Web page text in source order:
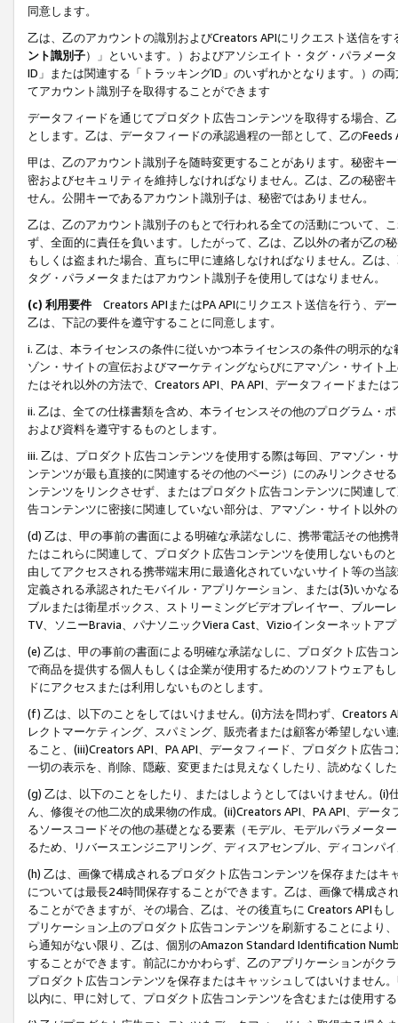
同意します。
乙は、乙のアカウントの識別およびCreators APIにリクエスト送信を
ント識別子）」といいます。）およびアソシエイト・タグ・パラメー
ID」または関連する「トラッキングID」のいずれかとなります。）の
てアカウント識別子を取得することができます
データフィードを通じてプロダクト広告コンテンツを取得する場合、
とします。乙は、データフィードの承認過程の一部として、乙の
甲は、乙のアカウント識別子を随時変更することがあります。秘密キ
密およびセキュリティを維持しなければなりません。乙は、乙の秘密
せん。公開キーであるアカウント識別子は、秘密ではありません。
乙は、乙のアカウント識別子のもとで行われる全ての活動について、
ず、全面的に責任を負います。したがって、乙は、乙以外の者が乙の
もしくは盗まれた場合、直ちに甲に連絡しなければなりません。乙は
タグ・パラメータまたはアカウント識別子を使用してはなりません。
(c) 利用要件 Creators APIまたはPA APIにリクエスト送信を行う、デ
乙は、下記の要件を遵守することに同意します。
i. 乙は、本ライセンスの条件に従いかつ本ライセンスの条件の明示的
ゾン・サイトの宣伝およびマーケティングならびにアマゾン・サイト
たはそれ以外の方法で、Creators API、PA API、データフィードまた
ii. 乙は、全ての仕様書類を含め、本ライセンスその他のプログラム・
および資料を遵守するものとします。
iii. 乙は、プロダクト広告コンテンツを使用する際は毎回、アマゾン
ンテンツが最も直接的に関連するその他のページ）にのみリンクさせ
ンテンツをリンクさせず、またはプロダクト広告コンテンツに関連し
告コンテンツに密接に関連していない部分は、アマゾン・サイト以外
(d) 乙は、甲の事前の書面による明確な承諾なしに、携帯電話その他
たはこれらに関連して、プロダクト広告コンテンツを使用しないもの
由してアクセスされる携帯端末用に最適化されていないサイト等の当
定義される承認されたモバイル・アプリケーション、または(3)いか
ブルまたは衛星ボックス、ストリーミングビデオプレイヤー、ブルー
TV、ソニーBravia、パナソニックViera Cast、Vizioインターネットア
(e) 乙は、甲の事前の書面による明確な承諾なしに、プロダクト広告
で商品を提供する個人もしくは企業が使用するためのソフトウェアも
ドにアクセスまたは利用しないものとします。
(f) 乙は、以下のことをしてはいけません。(i)方法を問わず、Creators
レクトマーケティング、スパミング、販売者または顧客が希望しない
ること、(iii)Creators API、PA API、データフィード、プロダクト広告
一切の表示を、削除、隠蔽、変更または見えなくしたり、読めなくし
(g) 乙は、以下のことをしたり、またはしようとしてはいけません。
ん、修復その他二次的成果物の作成。(ii)Creators API、PA API、デー
るソースコードその他の基礎となる要素（モデル、モデルパラメータ
るため、リバースエンジニアリング、ディスアセンブル、ディコンパ
(h) 乙は、画像で構成されるプロダクト広告コンテンツを保存または
については最長24時間保存することができます。乙は、画像で構成
ることができますが、その場合、乙は、その後直ちに Creators APIも
プリケーション上のプロダクト広告コンテンツを刷新することにより
ら通知がない限り、乙は、個別のAmazon Standard Identification
することができます。前記にかかわらず、乙のアプリケーションがク
プロダクト広告コンテンツを保存またはキャッシュしてはいけません
以内に、甲に対して、プロダクト広告コンテンツを含むまたは使用す